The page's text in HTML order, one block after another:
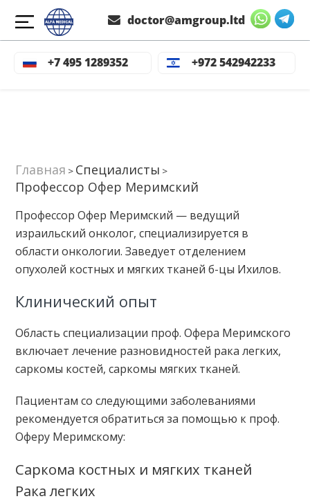
+7 495 1289352 +972 542942233
doctor@amgroup.ltd
Главная > Специалисты >
Профессор Офер Меримский
Профессор Офер Меримский — ведущий
израильский онколог, специализируется в
области онкологии. Заведует отделением
опухолей костных и мягких тканей б-цы Ихилов.
Клинический опыт
Область специализации проф. Офера Меримского
включает лечение разновидностей рака легких,
саркомы костей, саркомы мягких тканей.
Пациентам со следующими заболеваниями
рекомендуется обратиться за помощью к проф.
Оферу Меримскому:
Саркома костных и мягких тканей
Рака легких